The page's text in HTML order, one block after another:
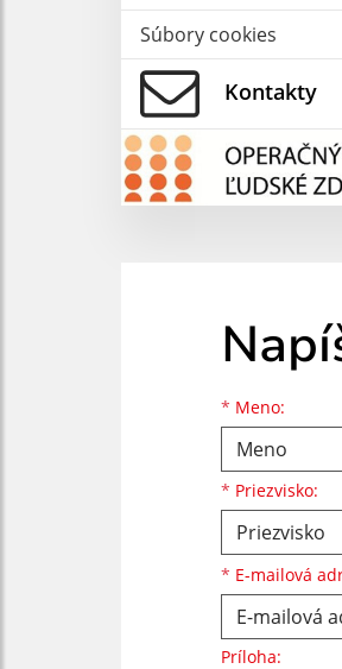
Súbory cookies
Kontakty
* Meno:
Meno
* Priezvisko:
Priezvisko
* E-mailová
E-mailová
Príloha: